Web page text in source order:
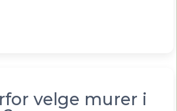
velge murer i